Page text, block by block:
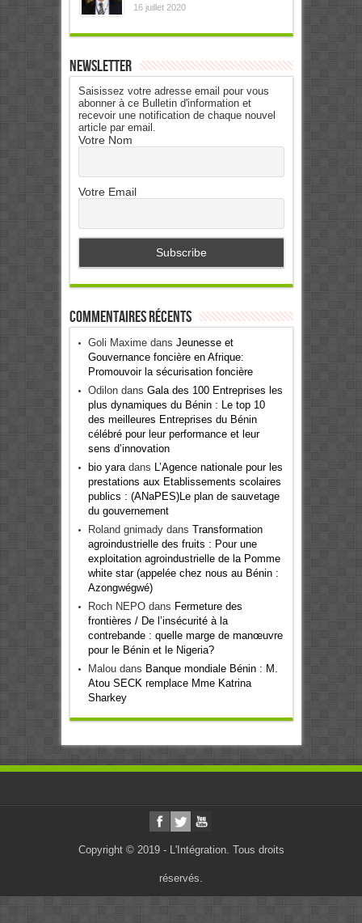
16 juillet 2020
Newsletter
Saisissez votre adresse email pour vous
abonner à ce Bulletin d'information et
recevoir une notification de chaque nouvel
article par email.
Votre Nom
Votre Email
Commentaires récents
Goli Maximedans Jeunesse et
Gouvernance foncière en Afrique:
Promouvoir la sécurisation foncière
Odilondans Gala des 100 Entreprises les
plus dynamiques du Bénin : Le top 10
des meilleures Entreprises du Bénin
célébré pour leur performance et leur
sens d’innovation
bio yaradans L’Agence nationale pour les
prestations aux Etablissements scolaires
publics : (ANaPES)Le plan de sauvetage
du gouvernement
Roland gnimadydans Transformation
agroindustrielle des fruits : Pour une
exploitation agroindustrielle de la Pomme
white star (appelée chez nous au Bénin :
Azongwégwé)
Roch NEPOdans Fermeture des
frontières / De l’insécurité à la
contrebande : quelle marge de manœuvre
pour le Bénin et le Nigeria?
Maloudans Banque mondiale Bénin : M.
Atou SECK remplace Mme Katrina
Sharkey
Copyright © 2019 - L'Intégration. Tous droits
réservés.